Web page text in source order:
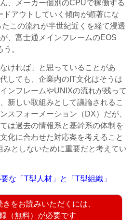
、メーカー個別のCPUで稼働する
ドアウトしていく傾向が顕著にな
この流れが半世紀近くを経て浸透
、富士通メインフレームのEOS
。
ければ」と思っていることがあ
しても、企業内のIT文化はそうは
ンフレームやUNIXの流れが残って
新しい取組みとして議論されるこ
スフォーメーション（DX）だが、
は過去の情報系と基幹系の体制を
化に合わせた対応案を考えること
みとしないために重要だと考えてい
な「T型人材」と「T型組織」
をお読みいただくには、
（無料）が必要です